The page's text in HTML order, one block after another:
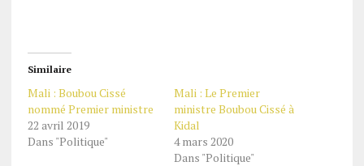
Similaire
Mali : Boubou Cissé
nommé Premier ministre
22 avril 2019
Dans "Politique"
Mali : Le Premier
ministre Boubou Cissé à
Kidal
4 mars 2020
Dans "Politique"